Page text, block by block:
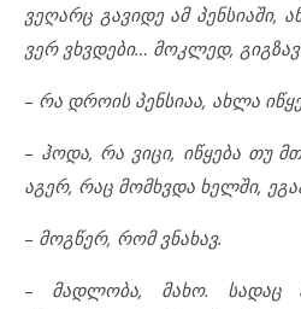
ვეღარც გავიდე ამ პენსიაში,
ვერ ვხვდები… მოკლედ,
– რა დროის პენსიაა, ახლა
– ჰოდა, რა ვიცი, იწყება თუ
აგერ, რაც მომხვდა ხელში,
– მოგწერ, რომ ვნახავ.
– მადლობა, მახო. სადაც